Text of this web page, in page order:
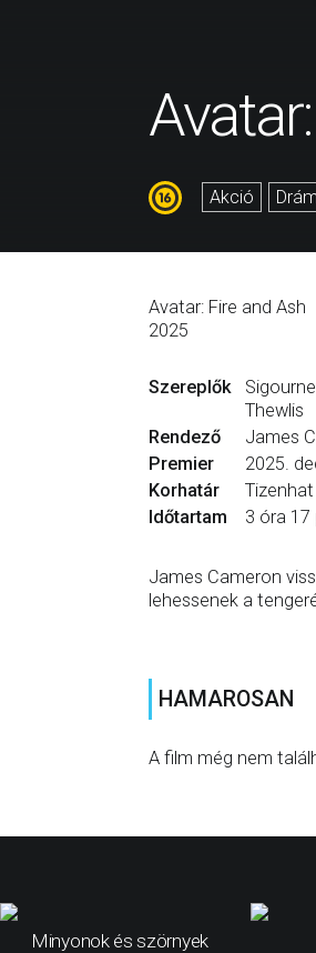
Akció
Avatar: Fire and Ash
2025
Szereplők
Thewlis
Rendező
James
Premier
2025.
Korhatár
Időtartam
3 óra 17
James Cameron
lehessenek a
HAMAROSAN
A film még nem
Minyonok és szörnyek